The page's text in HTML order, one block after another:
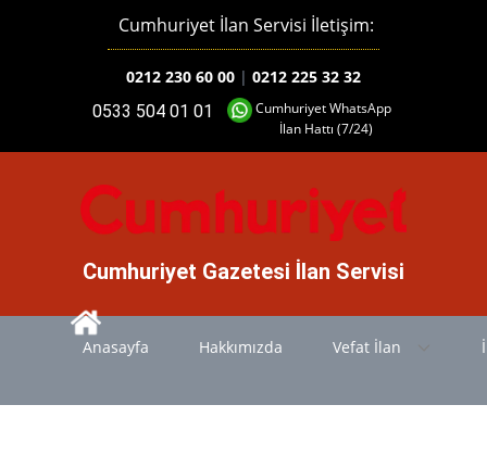
Cumhuriyet WhatsApp
İlan Hattı (7/24)
0533 504 01 01
Cumhuriyet İlan Servisi İletişim:
0212 230 60 00 | 0212 225 32 32
Cumhuriyet Gazetesi İlan Servisi
Anasayfa Hakkımızda Vefat İlan